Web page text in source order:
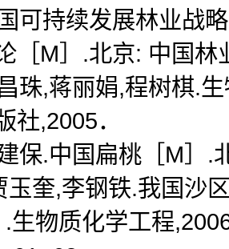
可持续发展林业战
［M］.北京: 中国林
珠,蒋丽娟,程树棋.
社,2005．
保.中国扁桃［M］.
玉奎,李钢铁.我国沙
.生物质化学工程